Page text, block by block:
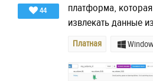
44
платформа,
извлекать данные
Платная